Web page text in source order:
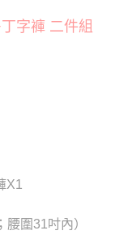
繫「AFTEE先享後付
home
後付」服務完成之交
公司將視審查結果
字褲 二件組
X1
圍31吋內）